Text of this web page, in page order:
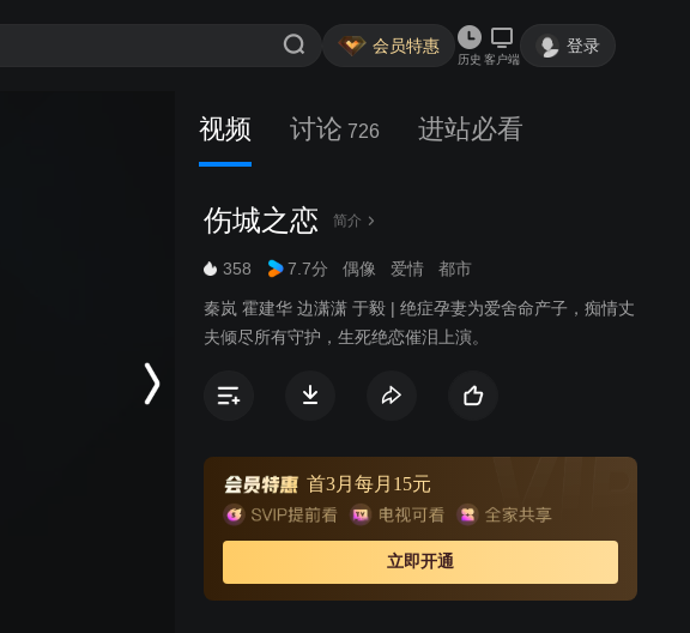
会员特惠
历史 客户端
登录
视频 讨论 726 进站必看
伤城之恋 简介
358 7.7分 偶像 爱情 都市
秦岚 霍建华 边潇潇 于毅 | 绝症孕妻为爱舍命产子，痴情丈
夫倾尽所有守护，生死绝恋催泪上演。
首3月每月15元
立即开通